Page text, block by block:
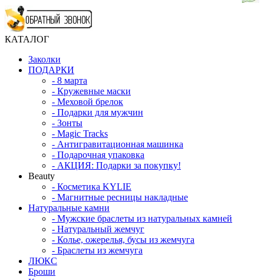
КАТАЛОГ
Заколки
ПОДАРКИ
- 8 марта
- Кружевные маски
- Меховой брелок
- Подарки для мужчин
- Зонты
- Magic Tracks
- Антигравитационная машинка
- Подарочная упаковка
- АКЦИЯ: Подарки за покупку!
Beauty
- Косметика KYLIE
- Магнитные ресницы накладные
Натуральные камни
- Мужские браслеты из натуральных камней
- Натуральный жемчуг
- Колье, ожерелья, бусы из жемчуга
- Браслеты из жемчуга
ЛЮКС
Броши